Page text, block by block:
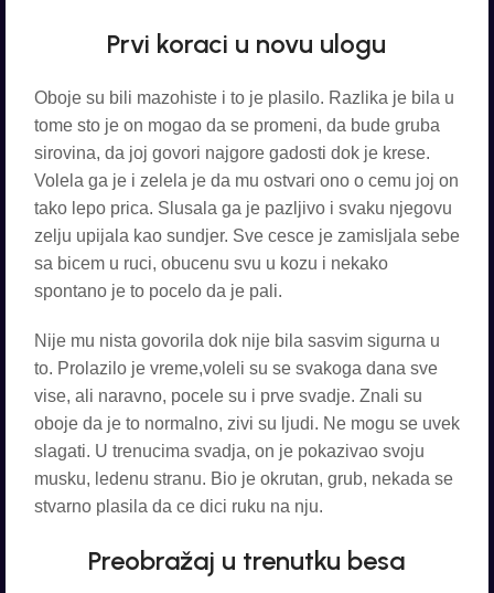
Prvi koraci u novu ulogu
Oboje su bili mazohiste i to je plasilo. Razlika je bila u
tome sto je on mogao da se promeni, da bude gruba
sirovina, da joj govori najgore gadosti dok je krese.
Volela ga je i zelela je da mu ostvari ono o cemu joj on
tako lepo prica. Slusala ga je pazljivo i svaku njegovu
zelju upijala kao sundjer. Sve cesce je zamisljala sebe
sa bicem u ruci, obucenu svu u kozu i nekako
spontano je to pocelo da je pali.
Nije mu nista govorila dok nije bila sasvim sigurna u
to. Prolazilo je vreme,voleli su se svakoga dana sve
vise, ali naravno, pocele su i prve svadje. Znali su
oboje da je to normalno, zivi su ljudi. Ne mogu se uvek
slagati. U trenucima svadja, on je pokazivao svoju
musku, ledenu stranu. Bio je okrutan, grub, nekada se
stvarno plasila da ce dici ruku na nju.
Preobražaj u trenutku besa